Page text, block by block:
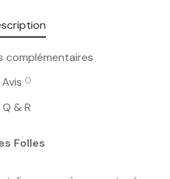
complémentaires
Avis 0
Q & R
Folles